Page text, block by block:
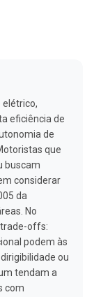
elétrico,
eficiência de
de
que
buscam
considerar
da
No
offs:
podem às
ou
tendam a
com